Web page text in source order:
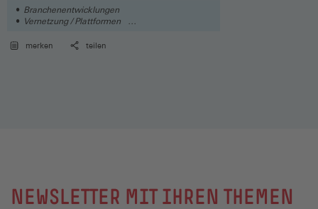
Branchenentwicklungen
Vernetzung / Plattformen
merken
teilen
NEWSLETTER MIT IHREN THEMEN